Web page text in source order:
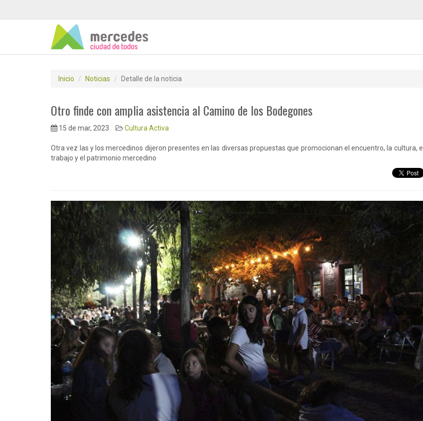
Inicio Noticias Detalle de la noticia
Otro finde con amplia asistencia al Camino de los Bodegones
15 de mar, 2023 Cultura Activa
Otra vez las y los mercedinos dijeron presentes en las diversas propuestas que promocionan el encuentro, la cultura, el
trabajo y el patrimonio mercedino